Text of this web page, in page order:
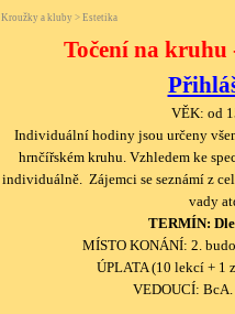
Kroužky a kluby > Estetika
Točení na
VĚK: od
Individuální hodiny jsou určeny
hrnčířském kruhu. Vzhledem ke
individuálně. Zájemci se seznámí z
vady
TERMÍN:
MÍSTO KONÁNÍ: 2.
ÚPLATA (10 lekcí + 1
VEDOUCÍ: BcA.